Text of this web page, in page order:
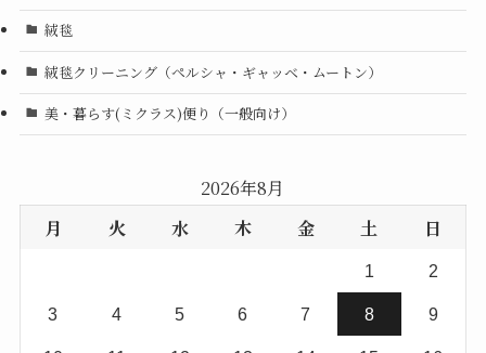
絨毯
絨毯クリーニング（ペルシャ・ギャッベ・ムートン）
美・暮らす(ミクラス)便り（一般向け）
2026年8月
月
火 水 木 金 土 日
1 2
3 4 5 6 7 8 9